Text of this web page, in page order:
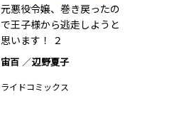
元悪役令嬢、巻き戻ったの
で王子様から逃走しようと
思います！ ２
宙百 辺野夏子
ライドコミックス